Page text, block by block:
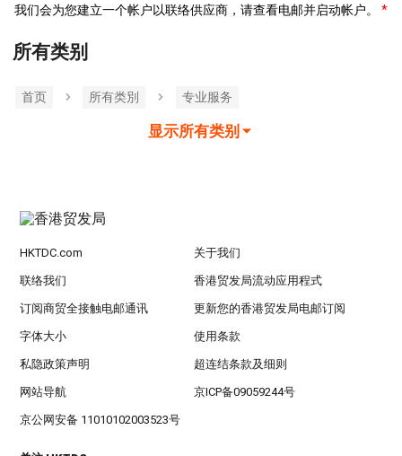
我们会为您建立一个帐户以联络供应商，请查看电邮并启动帐户。
所有类别
首页 所有类別 专业服务
显示所有类别
HKTDC.com 关于我们
联络我们 香港贸发局流动应用程式
订阅商贸全接触电邮通讯 更新您的香港贸发局电邮订阅
字体大小 使用条款
私隐政策声明 超连结条款及细则
网站导航 京ICP备09059244号
京公网安备 11010102003523号